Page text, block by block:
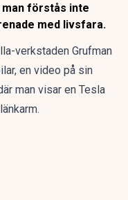
förstås inte
med livsfara.
verkstaden Grufman
en video på sin
man visar en Tesla